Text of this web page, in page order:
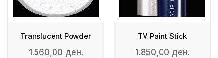
Translucent Powder
1.560,00 ден.
TV Paint Stick
1.850,00 ден.